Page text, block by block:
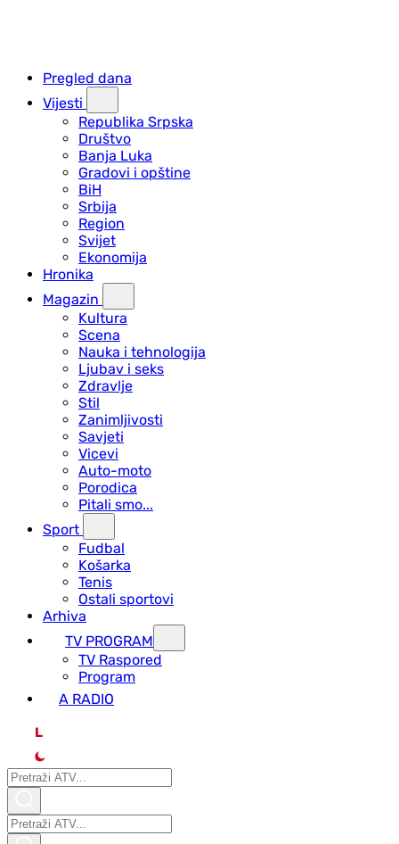
Pregled dana
Vijesti
Republika Srpska
Društvo
Banja Luka
Gradovi i opštine
BiH
Srbija
Region
Svijet
Ekonomija
Hronika
Magazin
Kultura
Scena
Nauka i tehnologija
Ljubav i seks
Zdravlje
Stil
Zanimljivosti
Savjeti
Vicevi
Auto-moto
Porodica
Pitali smo...
Sport
Fudbal
Košarka
Tenis
Ostali sportovi
Arhiva
TV PROGRAM
ТV Raspored
Program
A RADIO
L